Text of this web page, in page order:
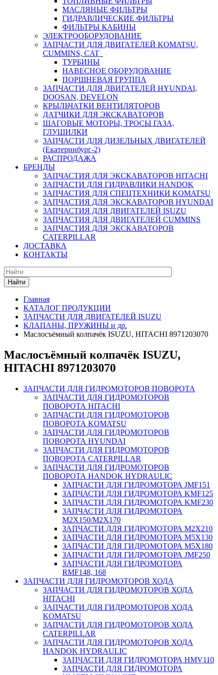
МАСЛЯНЫЕ ФИЛЬТРЫ
ГИДРАВЛИЧЕСКИЕ ФИЛЬТРЫ
ФИЛЬТРЫ КАБИНЫ
ЭЛЕКТРООБОРУДОВАНИЕ
ЗАПЧАСТИ ДЛЯ ДВИГАТЕЛЕЙ KOMATSU,
CUMMINS, CAT
ТУРБИНЫ
НАВЕСНОЕ ОБОРУДОВАНИЕ
ПОРШНЕВАЯ ГРУППА
ЗАПЧАСТИ ДЛЯ ДВИГАТЕЛЕЙ HYUNDAI,
DOOSAN, DEVELON
КРЫЛЬЧАТКИ ВЕНТИЛЯТОРОВ
ДАТЧИКИ ДЛЯ ЭКСКАВАТОРОВ
ШАГОВЫЕ МОТОРЫ, ТРОСЫ ГАЗА,
ГЛУШИЛКИ
ЗАПЧАСТИ ДЛЯ ДИЗЕЛЬНЫХ ДВИГАТЕЛЕЙ
(Екатеринбург-2)
РАСПРОДАЖА
БРЕНДЫ
ЗАПЧАСТИЯ ДЛЯ ЭКСКАВАТОРОВ HITACHI
ЗАПЧАСТИ ДЛЯ ГИДРАВЛИКИ HANDOK
ЗАПЧАСТИЯ ДЛЯ СПЕЦТЕХНИКИ KOMATSU
ЗАПЧАСТИЯ ДЛЯ ЭКСКАВАТОРОВ HYUNDAI
ЗАПЧАСТИЯ ДЛЯ ДВИГАТЕЛЕЙ ISUZU
ЗАПЧАСТИЯ ДЛЯ ДВИГАТЕЛЕЙ CUMMINS
ЗАПЧАСТИЯ ДЛЯ ЭКСКАВАТОРОВ
CATERPILLAR
ДОСТАВКА
КОНТАКТЫ
Найти
Главная
КАТАЛОГ ПРОДУКЦИИ
ЗАПЧАСТИ ДЛЯ ДВИГАТЕЛЕЙ ISUZU
КЛАПАНЫ, ПРУЖИНЫ и др.
Маслосъёмный колпачёк ISUZU, HITACHI 8971203070
Маслосъёмный колпачёк ISUZU,
HITACHI 8971203070
ЗАПЧАСТИ ДЛЯ ГИДРОМОТОРОВ ПОВОРОТА
ЗАПЧАСТИ ДЛЯ ГИДРОМОТОРОВ
ПОВОРОТА HITACHI
ЗАПЧАСТИ ДЛЯ ГИДРОМОТОРОВ
ПОВОРОТА KOMATSU
ЗАПЧАСТИ ДЛЯ ГИДРОМОТОРОВ
ПОВОРОТА HYUNDAI
ЗАПЧАСТИ ДЛЯ ГИДРОМОТОРОВ
ПОВОРОТА CATERPILLAR
ЗАПЧАСТИ ДЛЯ ГИДРОМОТОРОВ
ПОВОРОТА HANDOK HYDRAULIC
ЗАПЧАСТИ ДЛЯ ГИДРОМОТОРА JMF151
ЗАПЧАСТИ ДЛЯ ГИДРОМОТОРА KMF125
ЗАПЧАСТИ ДЛЯ ГИДРОМОТОРА KMF230
ЗАПЧАСТИ ДЛЯ ГИДРОМОТОРА
M2X150/M2X170
ЗАПЧАСТИ ДЛЯ ГИДРОМОТОРА M2X210
ЗАПЧАСТИ ДЛЯ ГИДРОМОТОРА M5X130
ЗАПЧАСТИ ДЛЯ ГИДРОМОТОРА M5X180
ЗАПЧАСТИ ДЛЯ ГИДРОМОТОРА JMF250
ЗАПЧАСТИ ДЛЯ ГИДРОМОТОРА
RMF148, 168
ЗАПЧАСТИ ДЛЯ ГИДРОМОТОРОВ ХОДА
ЗАПЧАСТИ ДЛЯ ГИДРОМОТОРОВ ХОДА
HITACHI
ЗАПЧАСТИ ДЛЯ ГИДРОМОТОРОВ ХОДА
KOMATSU
ЗАПЧАСТИ ДЛЯ ГИДРОМОТОРОВ ХОДА
CATERPILLAR
ЗАПЧАСТИ ДЛЯ ГИДРОМОТОРОВ ХОДА
HANDOK HYDRAULIC
ЗАПЧАСТИ ДЛЯ ГИДРОМОТОРА HMV110
ЗАПЧАСТИ ДЛЯ ГИДРОМОТОРА